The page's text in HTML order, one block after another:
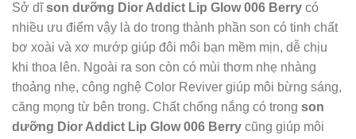
Sở dĩson dưỡng Dior Addict Lip Glow 006 Berry có
nhiều ưu điểm vậy là do trong thành phần son có tinh chất
bơ xoài và xơ mướp giúp đôi môi bạn mềm mịn, dễ chịu
khi thoa lên. Ngoài ra son còn có mùi thơm nhẹ nhàng
thoảng nhẹ, công nghệ Color Reviver giúp môi bừng sáng,
căng mọng từ bên trong. Chất chống nắng có trong son
dưỡng Dior Addict Lip Glow 006 Berry cũng giúp môi